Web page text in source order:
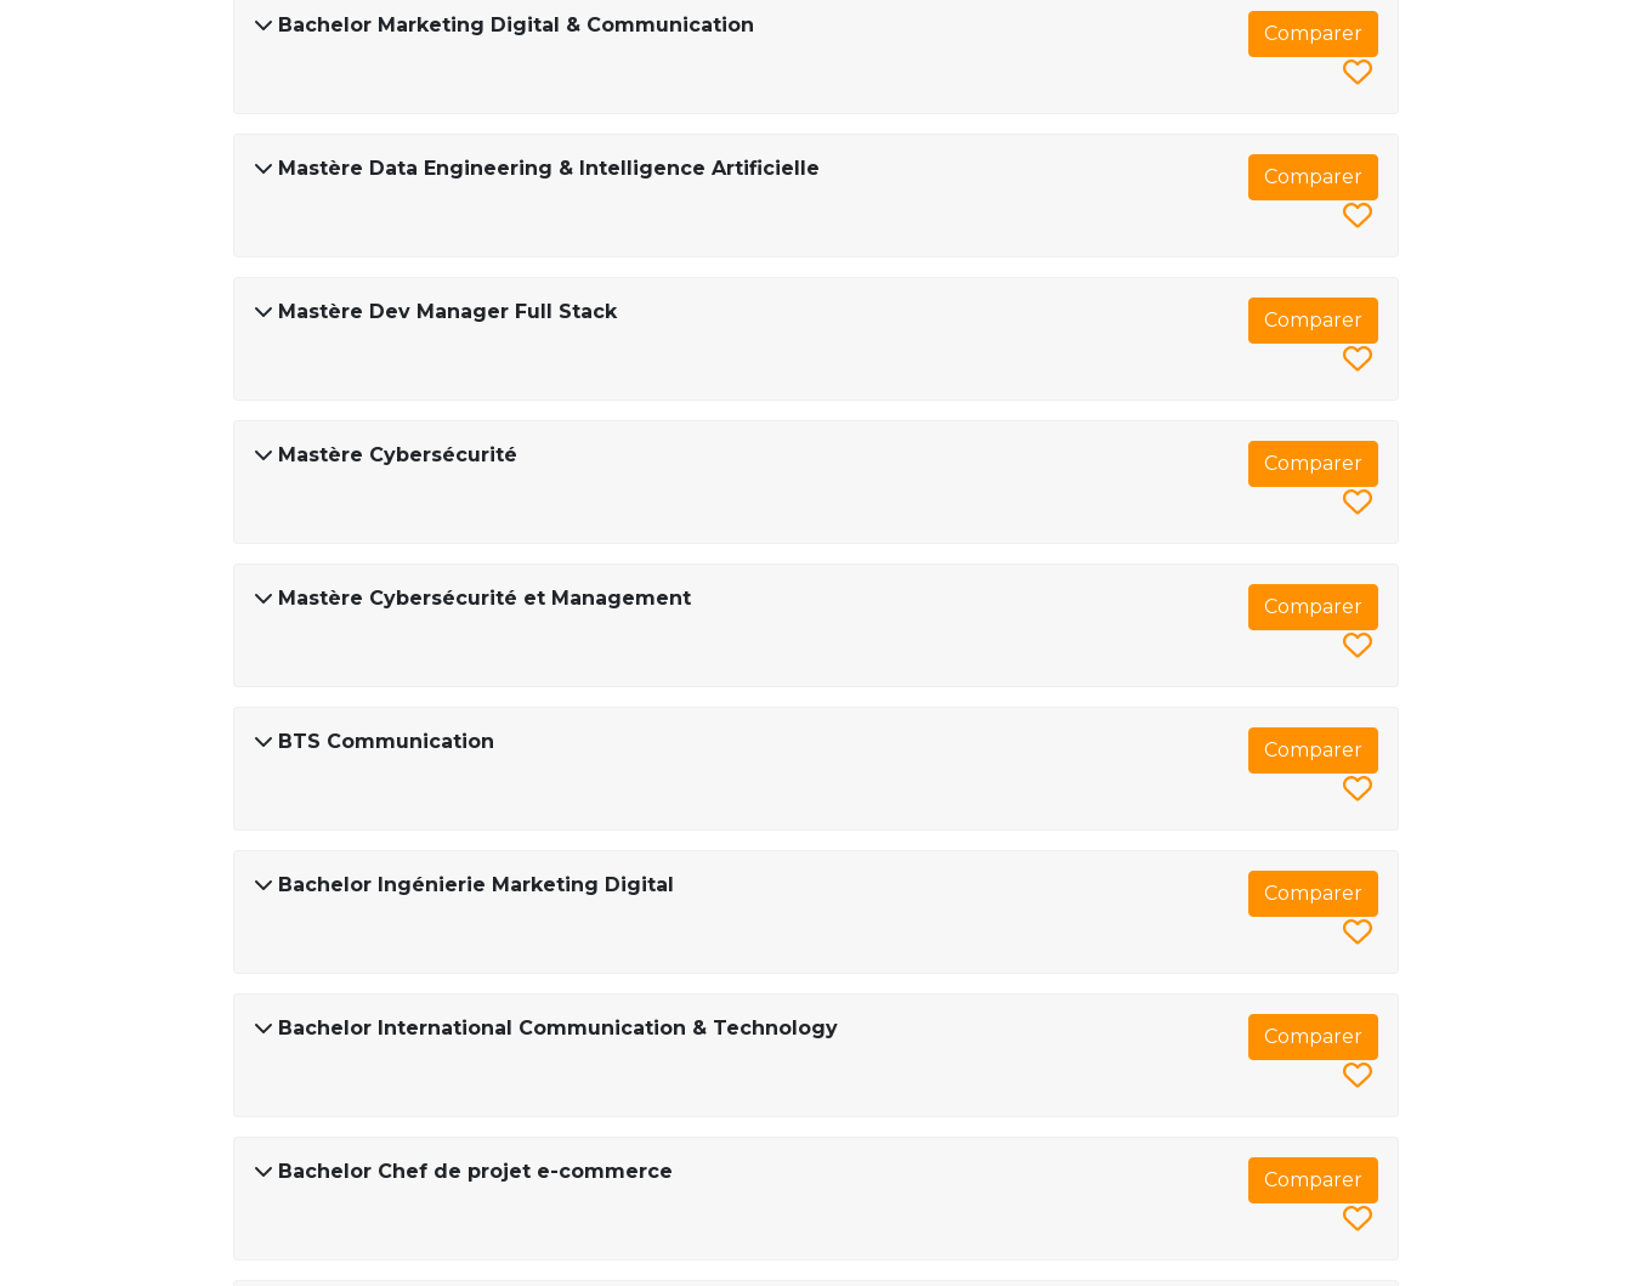
Bachelor Marketing Digital & Communication Comparer
Mastère Data Engineering & Intelligence Artificielle Comparer
Mastère Dev Manager Full Stack Comparer
Mastère Cybersécurité Comparer
Mastère Cybersécurité et Management Comparer
BTS Communication Comparer
Bachelor Ingénierie Marketing Digital Comparer
Bachelor International Communication & Technology Comparer
Bachelor Chef de projet e-commerce Comparer